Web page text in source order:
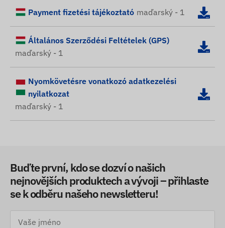
Payment fizetési tájékoztató maďarský - 1
Általános Szerződési Feltételek (GPS)
maďarský - 1
Nyomkövetésre vonatkozó adatkezelési
nyilatkozat
maďarský - 1
Buďte první, kdo se dozví o našich
nejnovějších produktech a vývoji – přihlaste
se k odběru našeho newsletteru!